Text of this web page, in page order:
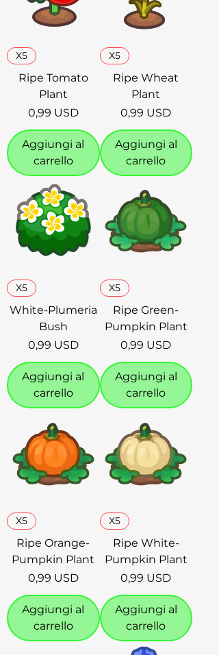
X5
Ripe Tomato
Plant
Prezzo
0,99 USD
Aggiungi al
carrello
X5
Ripe Wheat
Plant
Prezzo
0,99 USD
Aggiungi al
carrello
X5
White-Plumeria
Bush
Prezzo
0,99 USD
Aggiungi al
carrello
X5
Ripe Green-
Pumpkin Plant
Prezzo
0,99 USD
Aggiungi al
carrello
X5
Ripe Orange-
Pumpkin Plant
Prezzo
0,99 USD
Aggiungi al
carrello
X5
Ripe White-
Pumpkin Plant
Prezzo
0,99 USD
Aggiungi al
carrello